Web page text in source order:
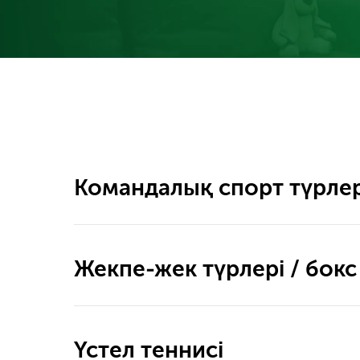
Командалық спорт
Жекпе-жек түрлері / бокс
Үстел теннисі